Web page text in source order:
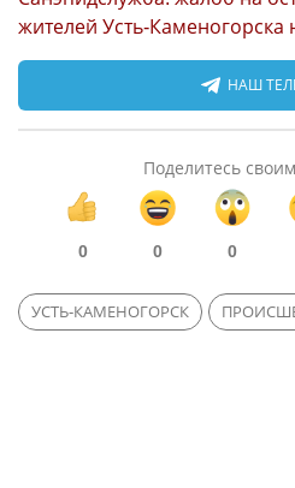
жителей Усть-Каменогорска
НАШ
Поделитесь
0 0 0
УСТЬ-КАМЕНОГОРСК